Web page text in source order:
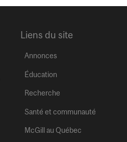
Liens du site
Annonces
Éducation
Recherche
Santé et communauté
McGill au Québec